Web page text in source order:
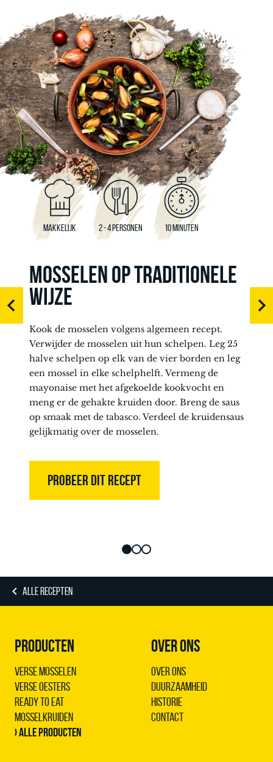
MAKKELIJK 2 - 4 PERSONEN 10 MINUTEN
MOSSELEN OP TRADITIONELE
WIJZE
Kook de mosselen volgens algemeen recept.
Verwijder de mosselen uit hun schelpen. Leg 25
halve schelpen op elk van de vier borden en leg
een mossel in elke schelphelft. Vermeng de
mayonaise met het afgekoelde kookvocht en
meng er de gehakte kruiden door. Breng de saus
op smaak met de tabasco. Verdeel de kruidensaus
gelijkmatig over de mosselen.
PROBEER DIT RECEPT
ALLE RECEPTEN
PRODUCTEN
Verse Mosselen
Verse Oesters
Ready to Eat
Mosselkruiden
› Alle producten
OVER ONS
Over ons
Duurzaamheid
Historie
Contact